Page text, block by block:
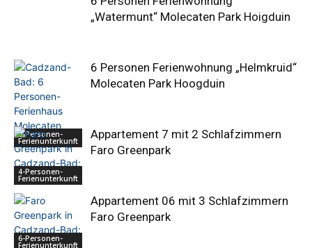
„Watermunt“ Molecaten Park Hoigduin
6-Personen-
Ferienunterkunft
6 Personen Ferienwohnung „Helmkruid“
Molecaten Park Hoogduin
4-Personen-
Ferienunterkunft
Appartement 7 mit 2 Schlafzimmern
Faro Greenpark
6-Personen-
Ferienunterkunft
Appartement 06 mit 3 Schlafzimmern
Faro Greenpark